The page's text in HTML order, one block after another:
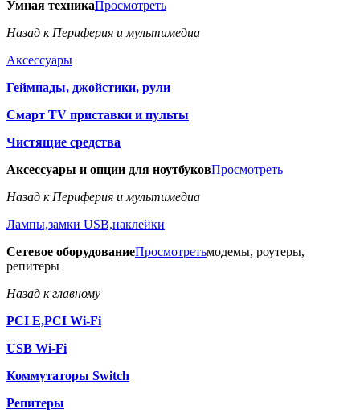
Умная техникаПросмотреть
Назад к Периферия и мультимедиа
Аксессуары
Геймпады, джойстики, рули
Смарт TV приставки и пульты
Чистящие средства
Аксессуары и опции для ноутбуковПросмотреть
Назад к Периферия и мультимедиа
Лампы,замки USB,наклейки
Сетевое оборудованиеПросмотретьмодемы, роутеры,
репитеры
Назад к главному
PCI E,PCI Wi-Fi
USB Wi-Fi
Коммутаторы Switch
Репитеры